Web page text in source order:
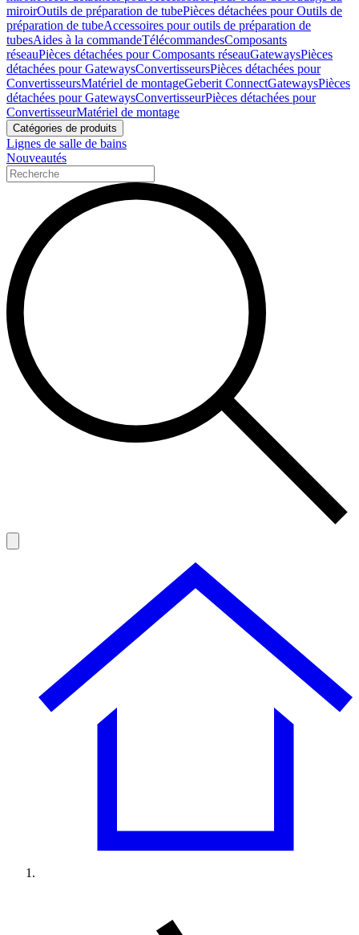
miroirOutils de préparation de tubePièces détachées pour Outils de
préparation de tubeAccessoires pour outils de préparation de
tubesAides à la commandeTélécommandesComposants
réseauPièces détachées pour Composants réseauGatewaysPièces
détachées pour GatewaysConvertisseursPièces détachées pour
ConvertisseursMatériel de montageGeberit ConnectGatewaysPièces
détachées pour GatewaysConvertisseurPièces détachées pour
ConvertisseurMatériel de montage
Catégories de produits
Lignes de salle de bains
Nouveautés